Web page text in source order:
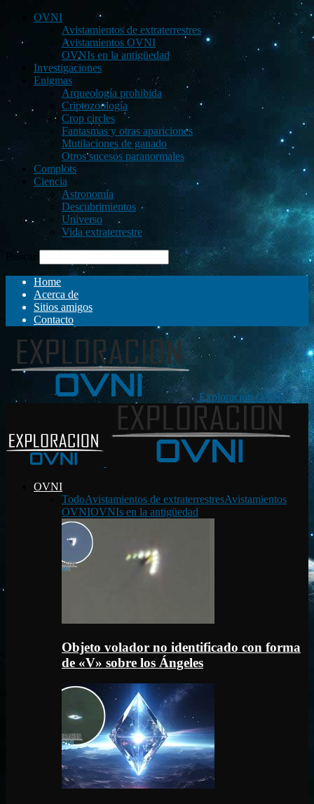
OVNI
Avistamientos de extraterrestres
Avistamientos OVNI
OVNIs en la antigüedad
Investigaciones
Enigmas
Arqueología prohibida
Criptozoología
Crop circles
Fantasmas y otras apariciones
Mutilaciones de ganado
Otros sucesos paranormales
Complots
Ciencia
Astronomía
Descubrimientos
Universo
Vida extraterrestre
Buscar
Home
Acerca de
Sitios amigos
Contacto
Exploración OVNI
OVNI
TodoAvistamientos de extraterrestresAvistamientos
OVNIOVNIs en la antigüedad
Objeto volador no identificado con forma
de «V» sobre los Ángeles